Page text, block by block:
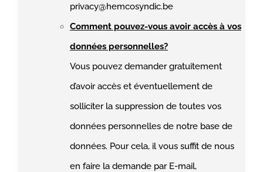
privacy@hemcosyndic.be
Comment pouvez-vous avoir accès à vos
données personnelles?
Vous pouvez demander gratuitement
d’avoir accès et éventuellement de
solliciter la suppression de toutes vos
données personnelles de notre base de
données. Pour cela, il vous suffit de nous
en faire la demande par E-mail,